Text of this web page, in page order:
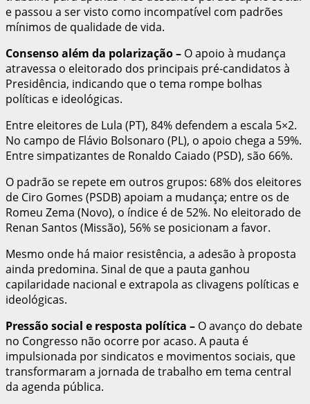
e passou a ser visto como incompatível com padrões
mínimos de qualidade de vida.
Consenso além da polarização– O apoio à mudança
atravessa o eleitorado dos principais pré-candidatos à
Presidência, indicando que o tema rompe bolhas
políticas e ideológicas.
Entre eleitores de Lula (PT), 84% defendem a escala 5×2.
No campo de Flávio Bolsonaro (PL), o apoio chega a 59%.
Entre simpatizantes de Ronaldo Caiado (PSD), são 66%.
O padrão se repete em outros grupos: 68% dos eleitores
de Ciro Gomes (PSDB) apoiam a mudança; entre os de
Romeu Zema (Novo), o índice é de 52%. No eleitorado de
Renan Santos (Missão), 56% se posicionam a favor.
Mesmo onde há maior resistência, a adesão à proposta
ainda predomina. Sinal de que a pauta ganhou
capilaridade nacional e extrapola as clivagens políticas e
ideológicas.
Pressão social e resposta política – O avanço do debate
no Congresso não ocorre por acaso. A pauta é
impulsionada por sindicatos e movimentos sociais, que
transformaram a jornada de trabalho em tema central
da agenda pública.